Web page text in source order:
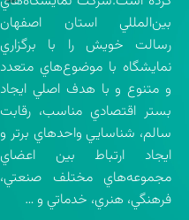
بين‌المللي استان اصفهان
رسالت خويش را با برگزاري
نمايشگاه با موضوع‌هاي متعدد
و متنوع و با هدف اصلي ايجاد
بستر اقتصادي مناسب، رقابت
سالم، شناسايي واحدهاي برتر و
ايجاد ارتباط بين اعضاي
مجموعه‌هاي مختلف صنعتي،
فرهنگي، هنري، خدماتي و …